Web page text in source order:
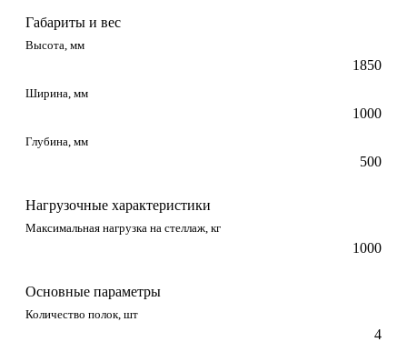
Габариты и вес
Высота, мм
1850
Ширина, мм
1000
Глубина, мм
500
Нагрузочные характеристики
Максимальная нагрузка на стеллаж, кг
1000
Основные параметры
Количество полок, шт
4